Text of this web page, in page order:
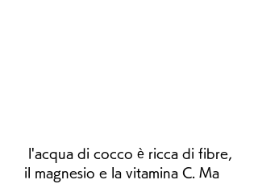
il magnesio e la vitamina C. Ma